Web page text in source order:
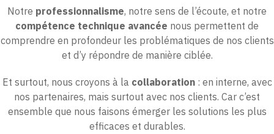
Notre professionnalisme, notre sens de l’écoute, et notre
compétence technique avancée nous permettent de
comprendre en profondeur les problématiques de nos clients
et d’y répondre de manière ciblée.
Et surtout, nous croyons à la collaboration: en interne, avec
nos partenaires, mais surtout avec nos clients. Car c’est
ensemble que nous faisons émerger les solutions les plus
efficaces et durables.